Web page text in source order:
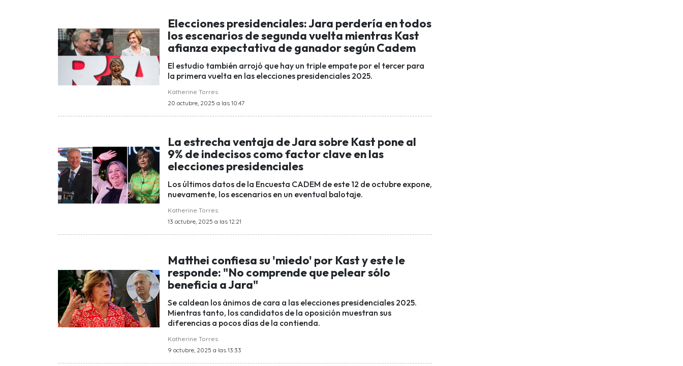
Elecciones presidenciales: Jara perdería en todos
los escenarios de segunda vuelta mientras Kast
afianza expectativa de ganador según Cadem
El estudio también arrojó que hay un triple empate por el tercer para
la primera vuelta en las elecciones presidenciales 2025.
Katherine Torres
20 octubre, 2025 a las 10:47
La estrecha ventaja de Jara sobre Kast pone al
9% de indecisos como factor clave en las
elecciones presidenciales
Los últimos datos de la Encuesta CADEM de este 12 de octubre expone,
nuevamente, los escenarios en un eventual balotaje.
Katherine Torres
13 octubre, 2025 a las 12:21
Matthei confiesa su 'miedo' por Kast y este le
responde: "No comprende que pelear sólo
beneficia a Jara"
Se caldean los ánimos de cara a las elecciones presidenciales 2025.
Mientras tanto, los candidatos de la oposición muestran sus
diferencias a pocos días de la contienda.
Katherine Torres
9 octubre, 2025 a las 13:33